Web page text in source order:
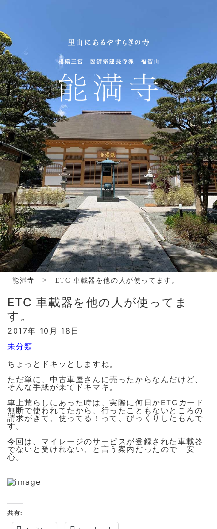
能満寺 > ETC 車載器を他の人が使ってます。
ETC 車載器を他の人が使ってま
す。
2017年 10月 18日
未分類
ちょっとドキッとしますね。
ただ単に、中古車屋さんに売ったからなんだけど、
そんな手紙が来てドキマキ。
車上荒らしにあった時は、実際に何日かETCカード
無断で使われてたから、行ったこともないところの
請求がきて、使ってる！って、びっくりしたもんで
す。
今回は、マイレージのサービスが登録された車載器
でないと受けれない、と言う案内だったので一安
心。
共有: